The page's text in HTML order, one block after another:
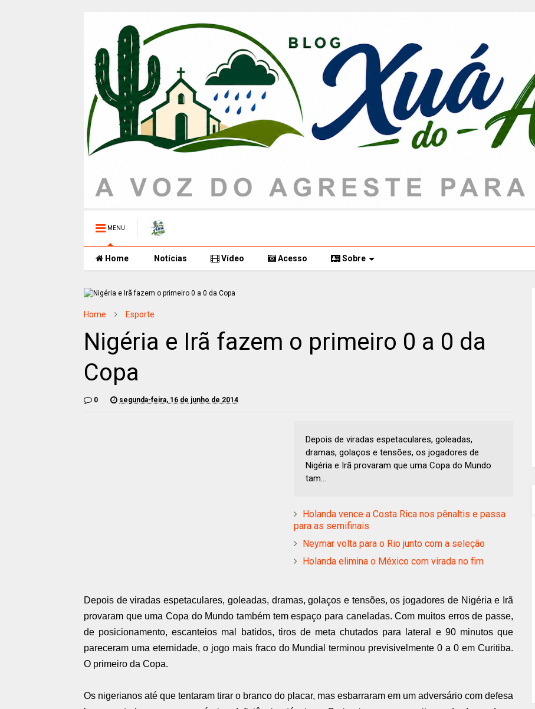
MENU
Home Notícias Vídeo Acesso Sobre
Home Esporte
Nigéria e Irã fazem o primeiro 0 a 0 da
Copa
0 segunda-feira, 16 de junho de 2014
Depois de viradas espetaculares, goleadas,
dramas, golaços e tensões, os jogadores de
Nigéria e Irã provaram que uma Copa do Mundo
tam...
Holanda vence a Costa Rica nos pênaltis e passa
para as semifinais
Neymar volta para o Rio junto com a seleção
Holanda elimina o México com virada no fim
Depois de viradas espetaculares, goleadas, dramas, golaços e tensões, os jogadores de Nigéria e Irã
provaram que uma Copa do Mundo também tem espaço para caneladas. Com muitos erros de passe,
de posicionamento, escanteios mal batidos, tiros de meta chutados para lateral e 90 minutos que
pareceram uma eternidade, o jogo mais fraco do Mundial terminou previsivelmente 0 a 0 em Curitiba.
O primeiro da Copa.
Os nigerianos até que tentaram tirar o branco do placar, mas esbarraram em um adversário com defesa